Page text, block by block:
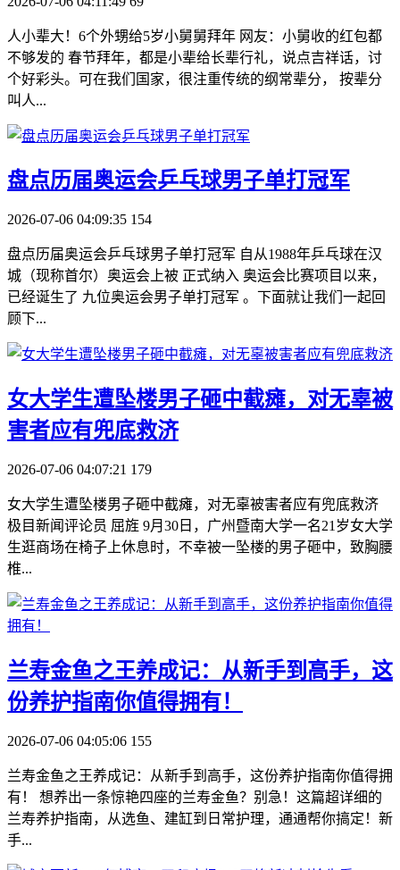
人小辈大！6个外甥给5岁小舅舅拜年 网友：小舅收的红包都
不够发的 春节拜年，都是小辈给长辈行礼，说点吉祥话，讨
个好彩头。可在我们国家，很注重传统的纲常辈分， 按辈分
叫人...
​盘点历届奥运会乒乓球男子单打冠军
2026-07-06 04:09:35 154
盘点历届奥运会乒乓球男子单打冠军 自从1988年乒乓球在汉
城（现称首尔）奥运会上被 正式纳入 奥运会比赛项目以来，
已经诞生了 九位奥运会男子单打冠军 。下面就让我们一起回
顾下...
​女大学生遭坠楼男子砸中截瘫，对无辜被
害者应有兜底救济
2026-07-06 04:07:21 179
女大学生遭坠楼男子砸中截瘫，对无辜被害者应有兜底救济
极目新闻评论员 屈旌 9月30日，广州暨南大学一名21岁女大学
生逛商场在椅子上休息时，不幸被一坠楼的男子砸中，致胸腰
椎...
​兰寿金鱼之王养成记：从新手到高手，这
份养护指南你值得拥有！
2026-07-06 04:05:06 155
兰寿金鱼之王养成记：从新手到高手，这份养护指南你值得拥
有！ 想养出一条惊艳四座的兰寿金鱼？别急！这篇超详细的
兰寿养护指南，从选鱼、建缸到日常护理，通通帮你搞定！新
手...